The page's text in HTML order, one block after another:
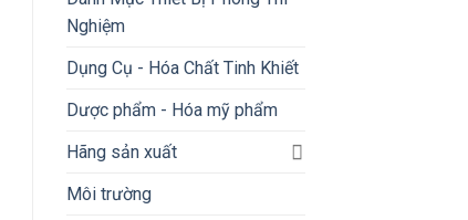
Nghiệm
Dụng Cụ - Hóa Chất Tinh Khiết
Dược phẩm - Hóa mỹ phẩm
Hãng sản xuất
Môi trường